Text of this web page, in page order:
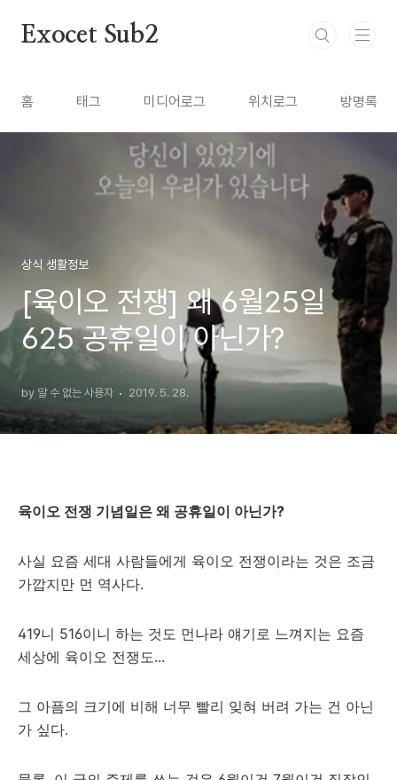
Exocet Sub2
홈 태그 미디어로그 위치로그 방명록
상식 생활정보
[육이오 전쟁] 왜 6월25일
625 공휴일이 아닌가?
by 알 수 없는 사용자 2019. 5. 28.
육이오 전쟁 기념일은 왜 공휴일이 아닌가?
사실 요즘 세대 사람들에게 육이오 전쟁이라는 것은 조금
가깝지만 먼 역사다.
419니 516이니 하는 것도 먼나라 얘기로 느껴지는 요즘
세상에 육이오 전쟁도...
그 아픔의 크기에 비해 너무 빨리 잊혀 버려 가는 건 아닌
가 싶다.